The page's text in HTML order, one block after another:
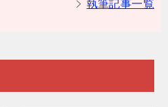
執筆記事一覧